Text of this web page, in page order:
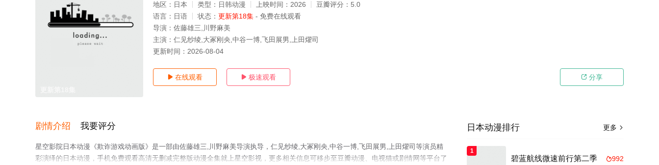
地区： 日本 类型： 日韩动漫 上映时间： 2026 豆瓣评分： 5.0
语言： 日语 状态： 更新第18集 - 免费在线观看
导演： 佐藤雄三,川野麻美
主演： 仁见纱绫,大冢刚央,中谷一博,飞田展男,上田燿司
更新时间： 2026-08-04
 在线观看  极速观看  分享
剧情介绍 我要评分
星空影院日本动漫《欺诈游戏动画版》是一部由佐藤雄三,川野麻美导演执导，仁见纱绫,大冢刚央,中谷一博,飞田展男,上田燿司等演员精
彩演绎的日本动漫，手机免费观看高清无删减完整版动漫全集就上星空影视，更多相关信息可移步至豆瓣动漫、电视猫或剧情网等平台了
更多 
日本动漫排行
1
992
碧蓝航线微速前行第二季